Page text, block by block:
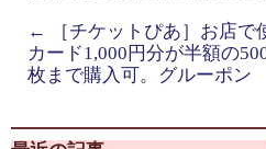
←
［チケットぴあ］お店で
カード1,000円分が半額の
枚まで購入可。グルーポン